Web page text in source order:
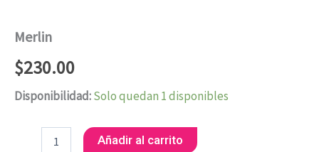
Merlin
$230.00
Disponibilidad:Solo quedan 1 disponibles
Añadir al carrito